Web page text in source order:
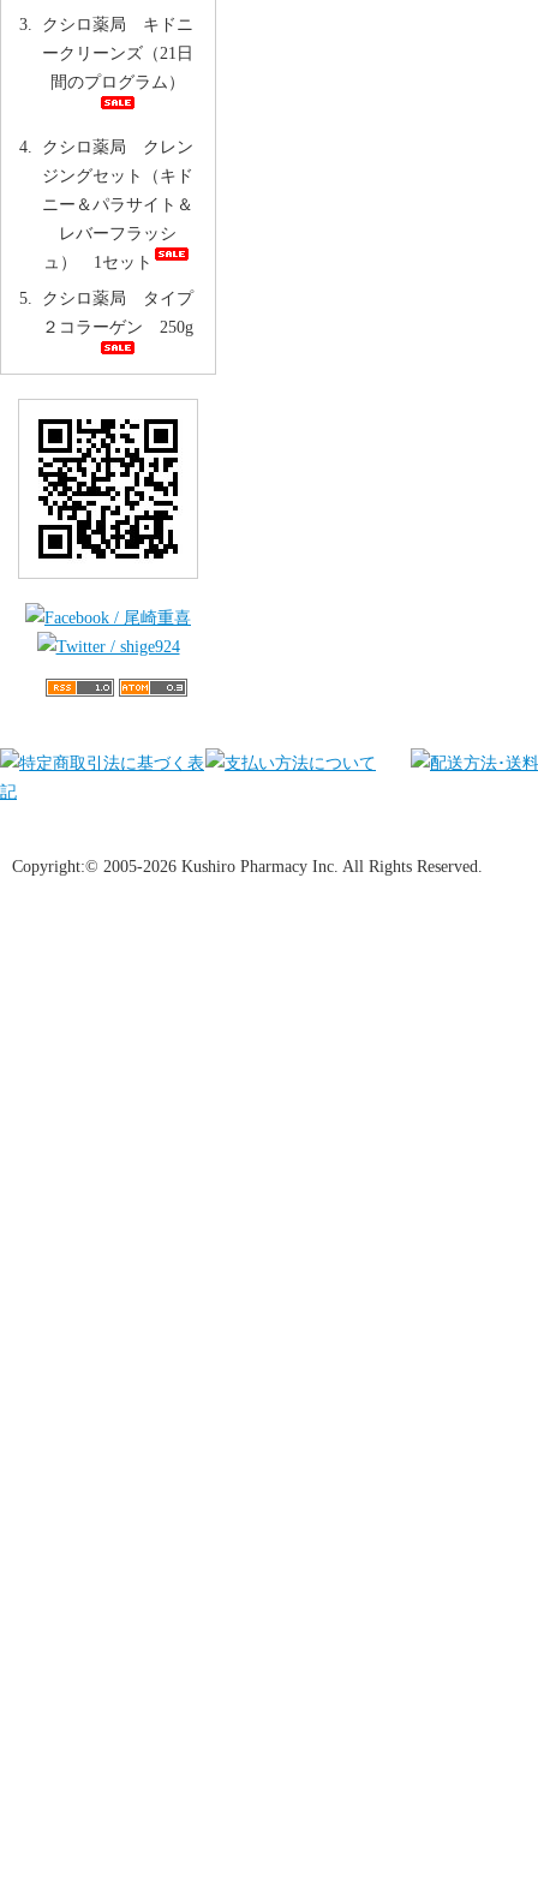
クシロ薬局 キドニ
ークリーンズ（21日
間のプログラム）
クシロ薬局 クレン
ジングセット（キド
ニー＆パラサイト＆
レバーフラッシ
ュ） 1セット
クシロ薬局 タイプ
２コラーゲン 250g
Copyright:© 2005-2026 Kushiro Pharmacy Inc. All Rights Reserved.